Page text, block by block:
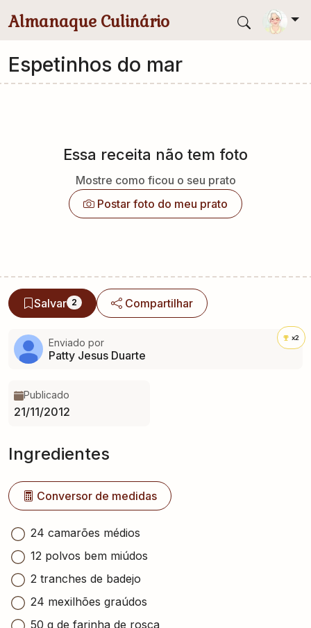
Almanaque Culinário
Espetinhos do mar
Essa receita não tem foto
Mostre como ficou o seu prato
Postar foto do meu prato
Salvar 2 Compartilhar
Enviado por
Patty Jesus Duarte
x2
Publicado
21/11/2012
Ingredientes
Conversor de medidas
24 camarões médios
12 polvos bem miúdos
2 tranches de badejo
24 mexilhões graúdos
50 g de farinha de rosca